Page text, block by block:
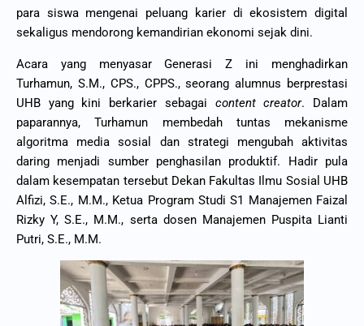
para siswa mengenai peluang karier di ekosistem digital
sekaligus mendorong kemandirian ekonomi sejak dini.
Acara yang menyasar Generasi Z ini menghadirkan
Turhamun, S.M., CPS., CPPS., seorang alumnus berprestasi
UHB yang kini berkarier sebagai content creator. Dalam
paparannya, Turhamun membedah tuntas mekanisme
algoritma media sosial dan strategi mengubah aktivitas
daring menjadi sumber penghasilan produktif. Hadir pula
dalam kesempatan tersebut Dekan Fakultas Ilmu Sosial UHB
Alfizi, S.E., M.M., Ketua Program Studi S1 Manajemen Faizal
Rizky Y, S.E., M.M., serta dosen Manajemen Puspita Lianti
Putri, S.E., M.M.